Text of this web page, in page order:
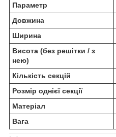
Параметр
Довжина
Ширина
Висота (без решітки / з
нею)
Кількість секцій
Розмір однієї секції
Матеріал
Вага